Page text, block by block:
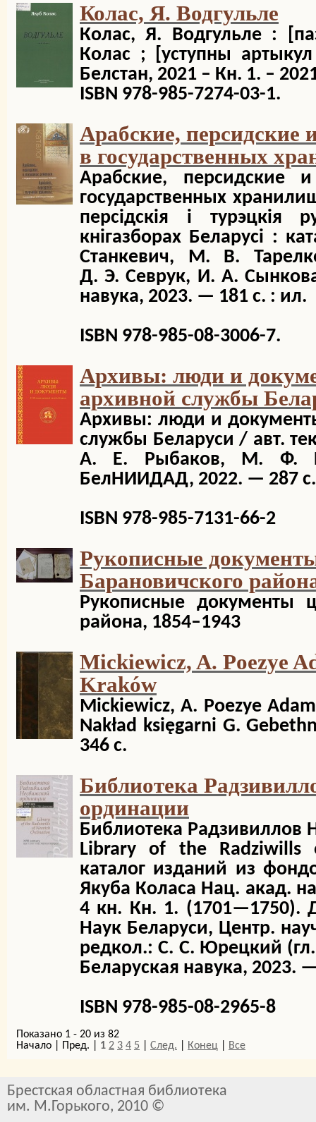
Колас, Я. Водгульле
Колас, Я. Водгульле :
Колас ; [уступны
Белстан, 2021 – Кн. 1. –
ISBN 978-985-7274-03-1.
Арабские, персидские
в государственных
Арабские, персидские
государственных
персідскія і турэцкія
кнігазборах Беларусі :
Станкевич, М. В.
Д. Э. Севрук, И. А.
навука, 2023. — 181 с. : ил.
ISBN 978-985-08-3006-7.
Архивы: люди и
архивной службы
Архивы: люди и
службы Беларуси / авт.
А. Е. Рыбаков, М. Ф.
БелНИИДАД, 2022. — 287
ISBN 978-985-7131-66-2
Рукописные
Барановичского
Рукописные документы
района, 1854–1943
Mickiewicz, A. Poezye
Kraków
Mickiewicz, A. Poezye
Nakład księgarni G.
346 c.
Библиотека
ординации
Библиотека Радзивиллов
Library of the Radziwills
каталог изданий из
Якуба Коласа Нац. акад.
4 кн. Кн. 1. (1701—1750).
Наук Беларуси, Центр.
редкол.: С. С. Юрецкий
Беларуская навука, 2023.
ISBN 978-985-08-2965-8
Показано 1 - 20 из 82
Начало | Пред. | 1 2 3 4 5 След. Конец Все
Брестская областная библиотека
им. М.Горького, 2010 ©